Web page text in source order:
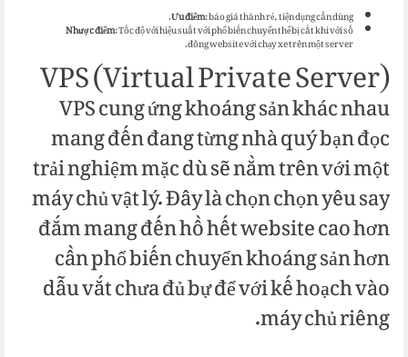
Ưu điểm: báo giá thành rẻ, tiện dụng cần dùng.
Nhược điểm: Tốc độ với hiệu suất với phổ biến chuyển thể bị cắt khi với số
đông website với chạy xe trên một server.
VPS (Virtual Private Server)
VPS cung ứng khoáng sản khác nhau
mang đến đang từng nhà quý bạn đọc
trải nghiệm mặc dù sẽ nằm trên với một
máy chủ vật lý. Đây là chọn chọn yêu say
đắm mang đến hồ hết website cao hơn
cần phổ biến chuyển khoáng sản hơn
dẫu vắt chưa đủ bự để với kế hoạch vào
máy chủ riêng.